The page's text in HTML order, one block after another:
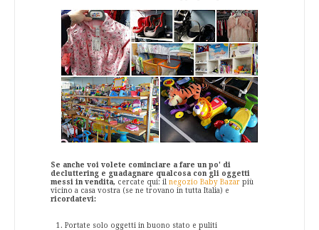
Se anche voi volete cominciare a fare un po' di
decluttering e guadagnare qualcosa con gli oggetti
messi in vendita, cercate qui: il negozio Baby Bazar più
vicino a casa vostra (se ne trovano in tutta Italia) e
ricordatevi:
Portate solo oggetti in buono stato e puliti